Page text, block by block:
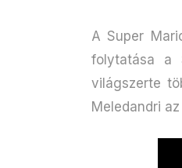
A Super
folytatása a
világszerte
Meledandri